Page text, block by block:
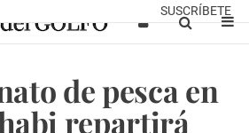
SUSCRÍBETE
de pesca en
repartirá